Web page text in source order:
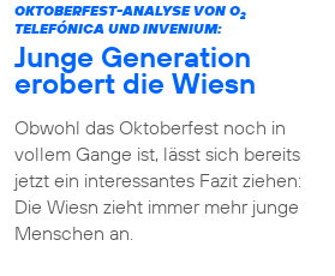
OKTOBERFEST-ANALYSE VON O2
TELEFÓNICA UND INVENIUM:
Junge Generation
erobert die Wiesn
Obwohl das Oktoberfest noch in
vollem Gange ist, lässt sich bereits
jetzt ein interessantes Fazit ziehen:
Die Wiesn zieht immer mehr junge
Menschen an.